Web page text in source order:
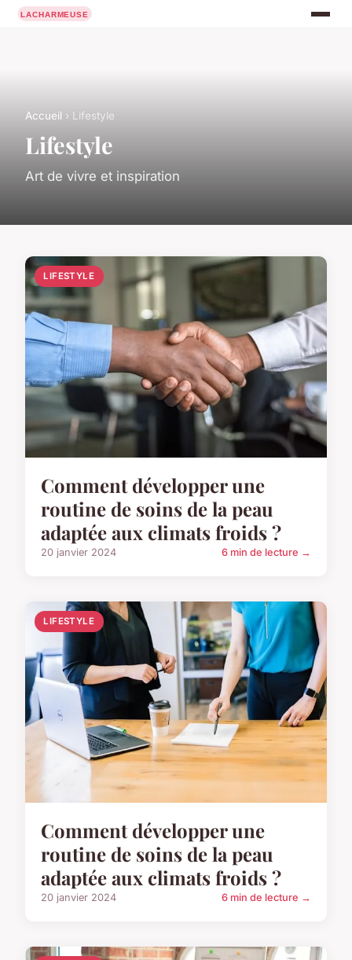
Accueil › Lifestyle
Lifestyle
Art de vivre et inspiration
LIFESTYLE
Comment développer une
routine de soins de la peau
adaptée aux climats froids ?
20 janvier 2024 6 min de lecture →
LIFESTYLE
Comment développer une
routine de soins de la peau
adaptée aux climats froids ?
20 janvier 2024 6 min de lecture →